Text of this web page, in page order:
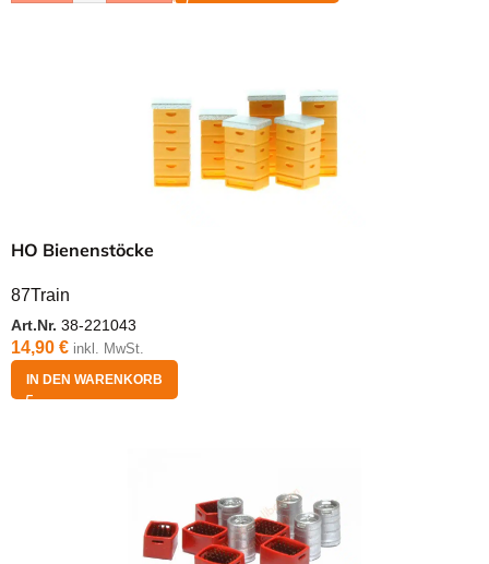
HO Bienenstöcke
87Train
Art.Nr. 38-221043
14,90 € inkl. MwSt.
IN DEN WARENKORB